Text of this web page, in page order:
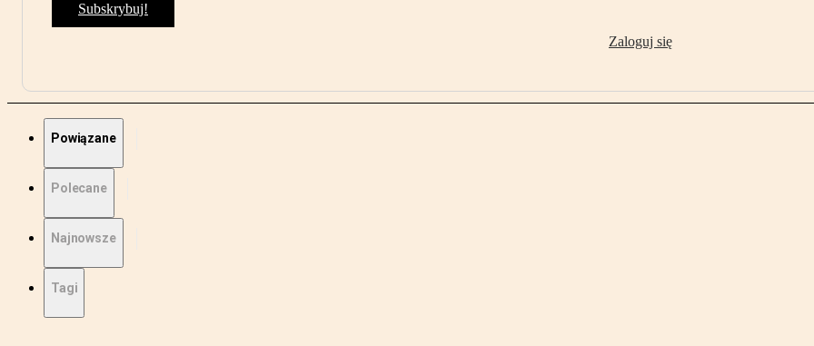
Subskrybuj!
Zaloguj się
Powiązane
Polecane
Najnowsze
Tagi